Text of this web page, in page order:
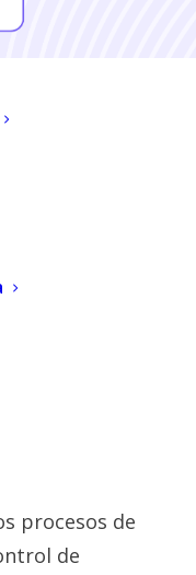
DE
son
Por esa
empresas le
pueden
el número
su
la opción
el
de
procesos de
de